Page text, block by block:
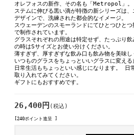
オレフォスの新作、その名も「Metropol」。
ステムに伸びる黒い滴が特徴の新シリーズは
デザインで、洗練された都会的なイメージ。
スウェーデンのスモーランドにてひとつひと
で制作されています。
グラスそれぞれの用途は特定せず、たっぷり
の時はSサイズとお使い分けください。
薄すぎず、厚すぎずな飲み口も飲み物を美味し
いつものグラスをちょっといいグラスに変える
日常生活もちょっといい感じになります。 日
取り入れてみてください。
ギフトにもおすすめです。
26,400円 (税込)
[240ポイント進呈 ]